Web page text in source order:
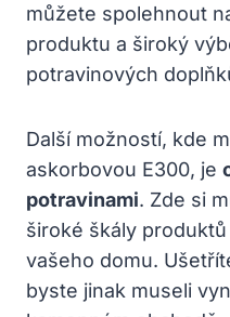
můžete spolehnout
produktu a široký
potravinových
Další možností, kde
askorbovou E300, je
potravinami. Zde si
široké škály
vašeho domu.
byste jinak museli